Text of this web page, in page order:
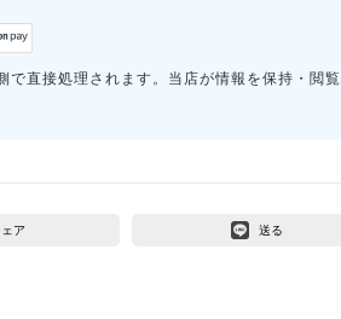
で直接処理されます。当店が情報を保持・閲覧
ア 送る